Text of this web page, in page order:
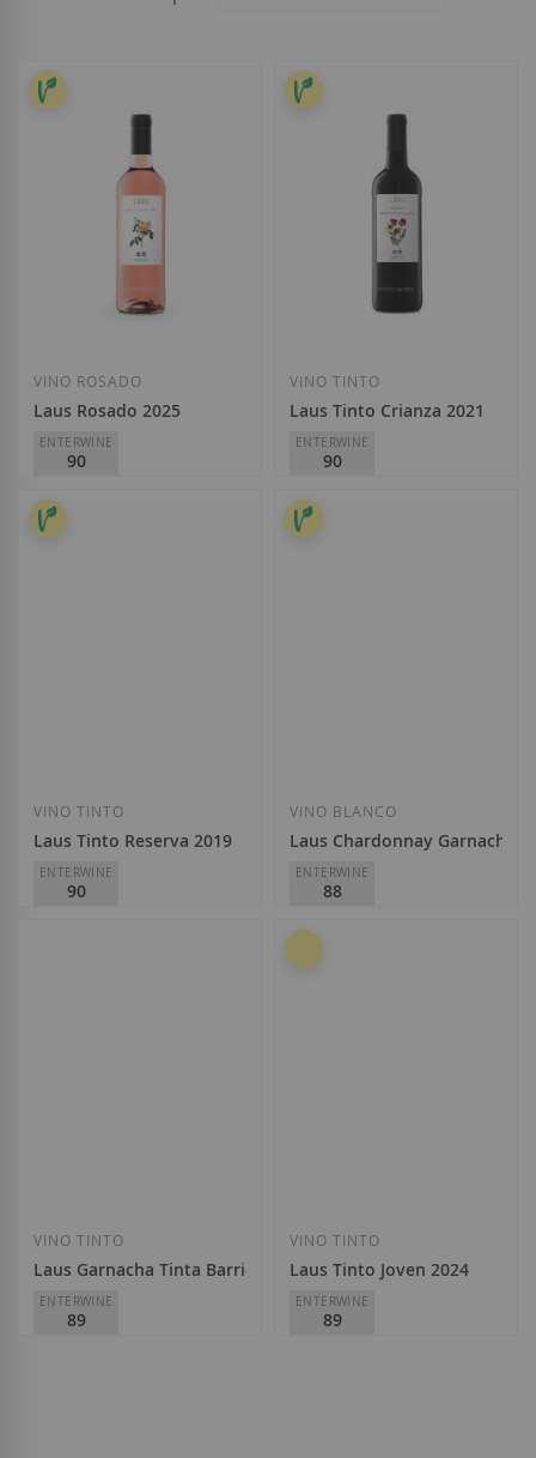
VINO ROSADO
Laus Rosado 2025
ENTERWINE
90
Laus
D.O.
VINO TINTO
Laus Tinto Crianza 2021
ENTERWINE
90
Laus
D.O.
VINO TINTO
Laus Tinto Reserva 2019
ENTERWINE
90
VINO BLANCO
Laus Chardonnay Garnacha
ENTERWINE
88
Laus
D.O.
VINO TINTO
Laus Garnacha Tinta Barrica 2023
ENTERWINE
89
VINO TINTO
Laus Tinto Joven 2024
ENTERWINE
89